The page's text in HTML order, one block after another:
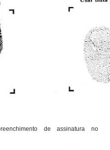
de assinatura no